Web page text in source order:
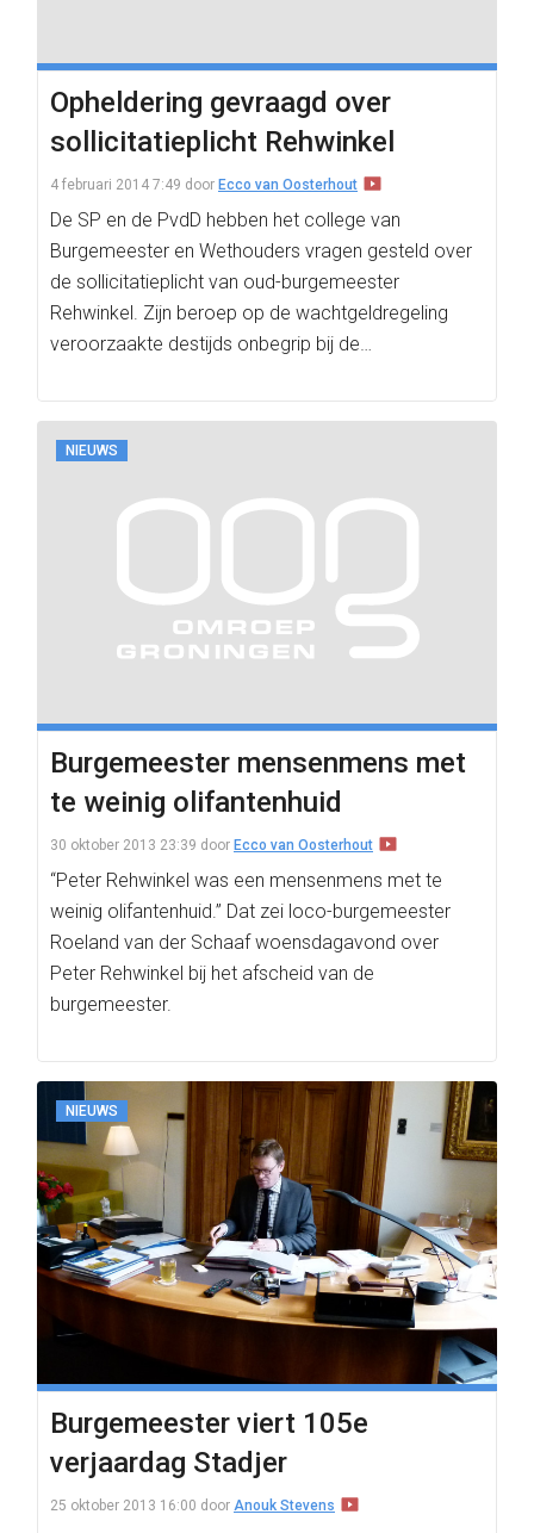
Opheldering gevraagd over
sollicitatieplicht Rehwinkel
4 februari 2014 7:49 door Ecco van Oosterhout
De SP en de PvdD hebben het college van
Burgemeester en Wethouders vragen gesteld over
de sollicitatieplicht van oud-burgemeester
Rehwinkel. Zijn beroep op de wachtgeldregeling
veroorzaakte destijds onbegrip bij de…
NIEUWS
Burgemeester mensenmens met
te weinig olifantenhuid
30 oktober 2013 23:39 door Ecco van Oosterhout
“Peter Rehwinkel was een mensenmens met te
weinig olifantenhuid.” Dat zei loco-burgemeester
Roeland van der Schaaf woensdagavond over
Peter Rehwinkel bij het afscheid van de
burgemeester.
NIEUWS
Burgemeester viert 105e
verjaardag Stadjer
25 oktober 2013 16:00 door Anouk Stevens